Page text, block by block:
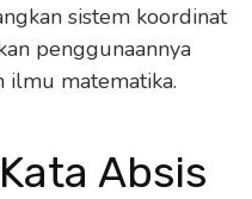
sistem koordinat
penggunaannya
ilmu matematika.
Absis